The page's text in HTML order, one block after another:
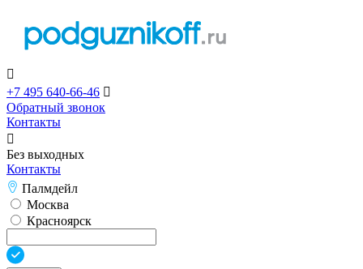

+7 495 640-66-46 
Обратный звонок
Контакты

Без выходных
Контакты
Палмдейл
Москва
Красноярск